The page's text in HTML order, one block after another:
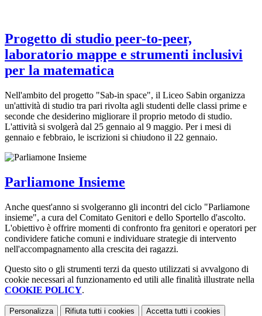
Progetto di studio peer-to-peer,
laboratorio mappe e strumenti inclusivi
per la matematica
Nell'ambito del progetto "Sab-in space", il Liceo Sabin organizza
un'attività di studio tra pari rivolta agli studenti delle classi prime e
seconde che desiderino migliorare il proprio metodo di studio.
L'attività si svolgerà dal 25 gennaio al 9 maggio. Per i mesi di
gennaio e febbraio, le iscrizioni si chiudono il 22 gennaio.
Parliamone Insieme
Anche quest'anno si svolgeranno gli incontri del ciclo "Parliamone
insieme", a cura del Comitato Genitori e dello Sportello d'ascolto.
L'obiettivo è offrire momenti di confronto fra genitori e operatori per
condividere fatiche comuni e individuare strategie di intervento
nell'accompagnamento alla crescita dei ragazzi.
Questo sito o gli strumenti terzi da questo utilizzati si avvalgono di
cookie necessari al funzionamento ed utili alle finalità illustrate nella
COOKIE POLICY.
Personalizza Rifiuta tutti i cookies Accetta tutti i cookies